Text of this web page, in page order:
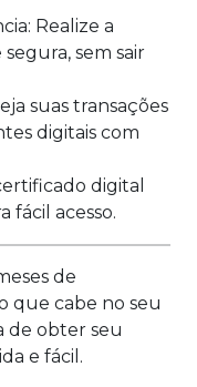
: Realize a
sem sair
suas transações
digitais com
digital
fácil acesso.
de
que cabe no seu
de obter seu
e fácil.